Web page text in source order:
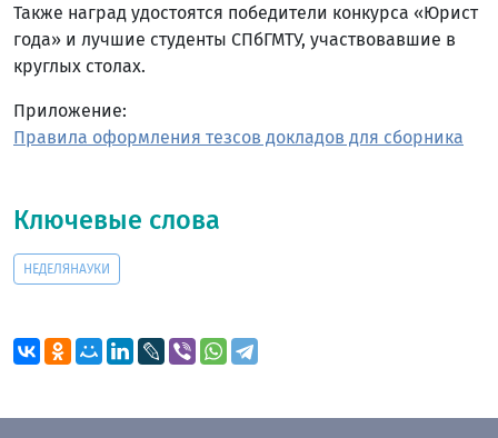
Также наград удостоятся победители конкурса «Юрист
года» и лучшие студенты СПбГМТУ, участвовавшие в
круглых столах.
Приложение:
Правила оформления тезсов докладов для сборника
Ключевые слова
НЕДЕЛЯНАУКИ